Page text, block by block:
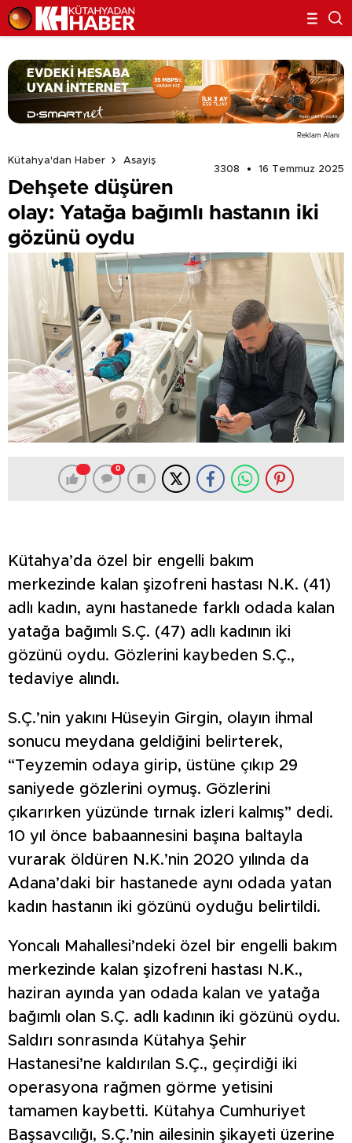
Reklam Alanı
Kütahya'dan Haber
Asayiş
3308
16 Temmuz 2025
Dehşete düşüren
olay: Yatağa bağımlı hastanın iki
gözünü oydu
0
Kütahya’da özel bir engelli bakım
merkezinde kalan şizofreni hastası N.K. (41)
adlı kadın, aynı hastanede farklı odada kalan
yatağa bağımlı S.Ç. (47) adlı kadının iki
gözünü oydu. Gözlerini kaybeden S.Ç.,
tedaviye alındı.
S.Ç.’nin yakını Hüseyin Girgin, olayın ihmal
sonucu meydana geldiğini belirterek,
“Teyzemin odaya girip, üstüne çıkıp 29
saniyede gözlerini oymuş. Gözlerini
çıkarırken yüzünde tırnak izleri kalmış” dedi.
10 yıl önce babaannesini başına baltayla
vurarak öldüren N.K.’nin 2020 yılında da
Adana’daki bir hastanede aynı odada yatan
kadın hastanın iki gözünü oyduğu belirtildi.
Yoncalı Mahallesi’ndeki özel bir engelli bakım
merkezinde kalan şizofreni hastası N.K.,
haziran ayında yan odada kalan ve yatağa
bağımlı olan S.Ç. adlı kadının iki gözünü oydu.
Saldırı sonrasında Kütahya Şehir
Hastanesi’ne kaldırılan S.Ç., geçirdiği iki
operasyona rağmen görme yetisini
tamamen kaybetti. Kütahya Cumhuriyet
Başsavcılığı, S.Ç.’nin ailesinin şikayeti üzerine